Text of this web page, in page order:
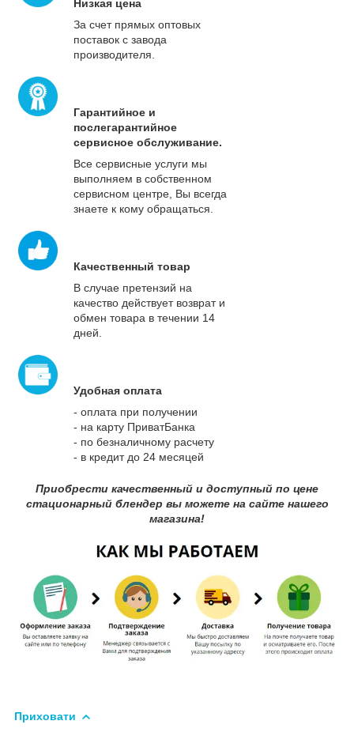
Низкая цена
За счет прямых оптовых
поставок с завода
производителя.
Гарантийное и
послегарантийное
сервисное обслуживание.
Все сервисные услуги мы
выполняем в собственном
сервисном центре, Вы всегда
знаете к кому обращаться.
Качественный товар
В случае претензий на
качество действует возврат и
обмен товара в течении 14
дней.
Удобная оплата
- оплата при получении
- на карту ПриватБанка
- по безналичному расчету
- в кредит до 24 месяцей
Приобрести качественный и доступный по цене
стационарный блендер вы можете на сайте нашего
магазина!
Приховати